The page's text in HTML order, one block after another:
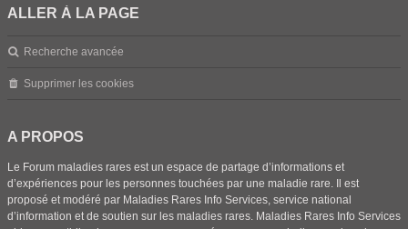
ALLER À LA PAGE
Recherche avancée
Supprimer les cookies
A PROPOS
Le Forum maladies rares est un espace de partage d’informations et
d’expériences pour les personnes touchées par une maladie rare. Il est
proposé et modéré par Maladies Rares Info Services, service national
d’information et de soutien sur les maladies rares. Maladies Rares Info Services